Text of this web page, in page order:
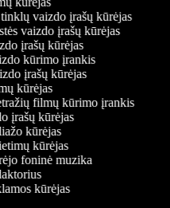
tinklų vaizdo įrašų kūrėjas
vaizdo įrašų kūrėjas
įrašų kūrėjas
kūrimo įrankis
įrašų kūrėjas
kūrėjas
filmų kūrimo įrankis
įrašų kūrėjas
kūrėjas
kūrėjas
foninė muzika
kūrėjas